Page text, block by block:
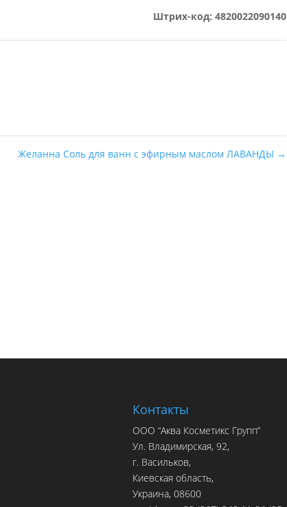
Штрих-код: 4820022090140
Желанна Соль для ванн с эфирным маслом ЛАВАНДЫ →
Контакты
ООО “Аква Косметикс Групп”
Ул. Владимирская, 92,
г. Васильков,
Киевская область,
Украина, 08600